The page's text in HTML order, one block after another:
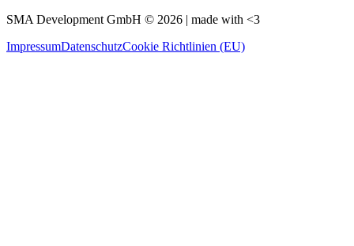
SMA Development GmbH © 2026 | made with <3
ImpressumDatenschutzCookie Richtlinien (EU)